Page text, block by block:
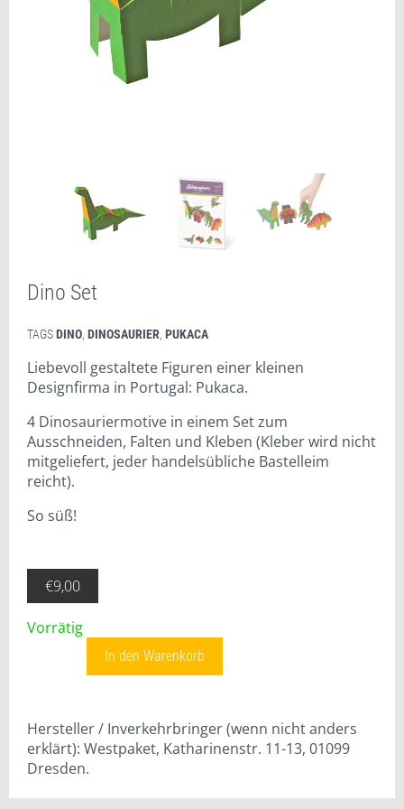
Dino Set
TAGSDINO, DINOSAURIER, PUKACA
Liebevoll gestaltete Figuren einer kleinen
Designfirma in Portugal: Pukaca.
4 Dinosauriermotive in einem Set zum
Ausschneiden, Falten und Kleben (Kleber wird nicht
mitgeliefert, jeder handelsübliche Bastelleim
reicht).
So süß!
€9,00
Vorrätig
Dino Set MengeIn den Warenkorb
Hersteller / Inverkehrbringer (wenn nicht anders
erklärt): Westpaket, Katharinenstr. 11-13, 01099
Dresden.